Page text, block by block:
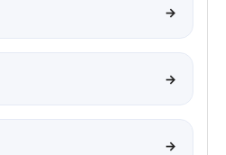
→
→
→